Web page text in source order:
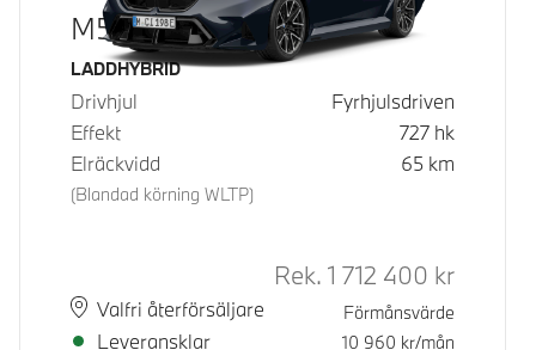
M5 Touring
Bränsle
LADDHYBRID
Drivhjul
Fyrhjulsdriven
Effekt
727 hk
Elräckvidd
(Blandad körning WLTP)
65 km
PlatsValfri återförsäljare
Leveranstid
Leveransklar
Rek. ord
Rek. 1 712 400 kr
Förmånsvärde
10 960 kr/mån